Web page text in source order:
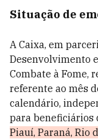
Situação de
A Caixa, em
Desenvolvimento
Combate à Fome,
referente ao mês
calendário,
para beneficiários
Piauí, Paraná, Rio